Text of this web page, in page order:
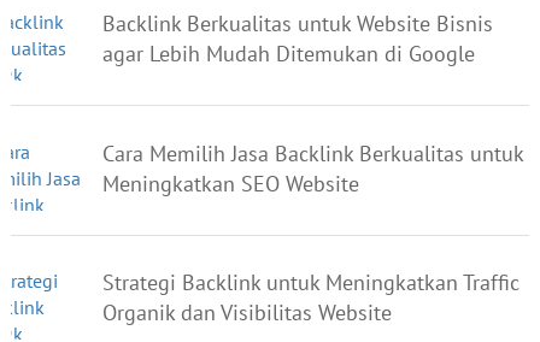
Backlink Berkualitas untuk Website Bisnis
agar Lebih Mudah Ditemukan di Google
Cara Memilih Jasa Backlink Berkualitas untuk
Meningkatkan SEO Website
Strategi Backlink untuk Meningkatkan Traffic
Organik dan Visibilitas Website